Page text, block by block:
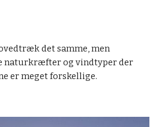
det samme, men
naturkræfter og vindtyper der
er meget forskellige.